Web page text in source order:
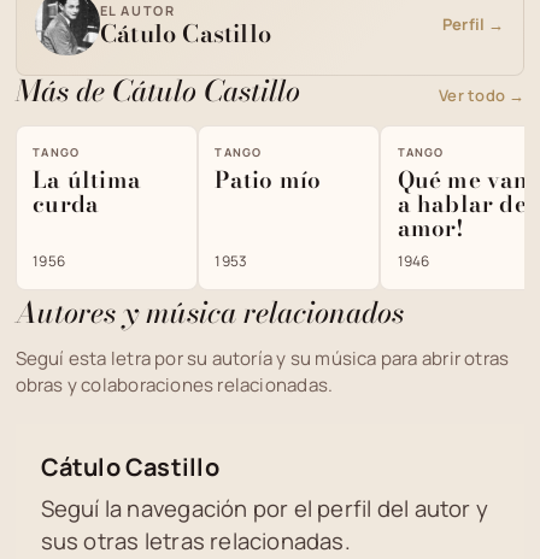
EL AUTOR
Cátulo Castillo Perfil →
Más de Cátulo Castillo Ver todo →
TANGO
La última
curda
1956
TANGO
Patio mío
1953
TANGO
Qué me van
a hablar de
amor!
1946
Autores y música relacionados
Seguí esta letra por su autoría y su música para abrir otras
obras y colaboraciones relacionadas.
Cátulo Castillo
Seguí la navegación por el perfil del autor y
sus otras letras relacionadas.